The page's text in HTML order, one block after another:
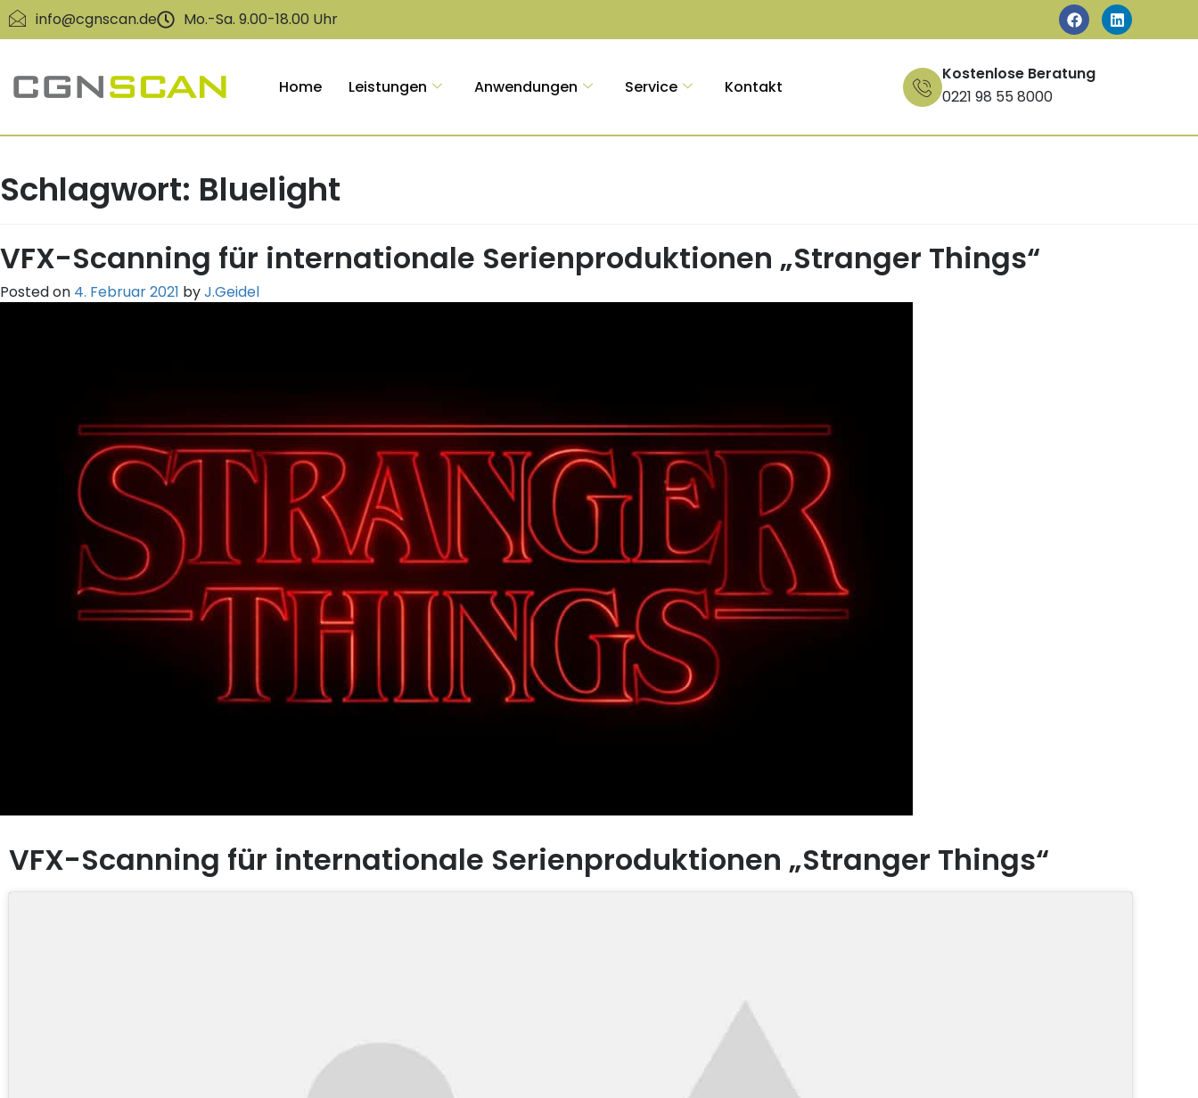
info@cgnscan.de Mo.-Sa. 9.00-18.00 Uhr
Home Leistungen Anwendungen Service Kontakt
Kostenlose Beratung
0221 98 55 8000
Schlagwort: Bluelight
VFX-Scanning für internationale Serienproduktionen „Stranger Things“
Posted on 4. Februar 2021 byJ.Geidel
VFX-Scanning für internationale Serienproduktionen „Stranger Things“